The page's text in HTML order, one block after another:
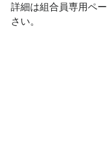
詳細は組合員専用ペ
さい。